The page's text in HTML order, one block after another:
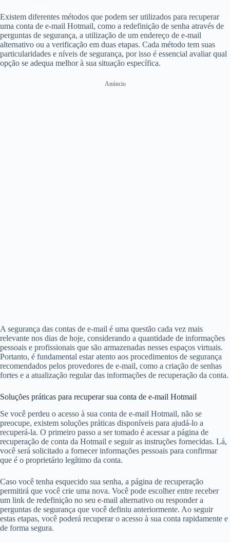
Existem diferentes métodos que podem ser utilizados para recuperar
uma conta de e-mail Hotmail, como a redefinição de senha através de
perguntas de segurança, a utilização de um endereço de e-mail
alternativo ou a verificação em duas etapas. Cada método tem suas
particularidades e níveis de segurança, por isso é essencial avaliar qual
opção se adequa melhor à sua situação específica.
Anúncio
A segurança das contas de e-mail é uma questão cada vez mais
relevante nos dias de hoje, considerando a quantidade de informações
pessoais e profissionais que são armazenadas nesses espaços virtuais.
Portanto, é fundamental estar atento aos procedimentos de segurança
recomendados pelos provedores de e-mail, como a criação de senhas
fortes e a atualização regular das informações de recuperação da conta.
Soluções práticas para recuperar sua conta de e-mail Hotmail
Se você perdeu o acesso à sua conta de e-mail Hotmail, não se
preocupe, existem soluções práticas disponíveis para ajudá-lo a
recuperá-la. O primeiro passo a ser tomado é acessar a página de
recuperação de conta da Hotmail e seguir as instruções fornecidas. Lá,
você será solicitado a fornecer informações pessoais para confirmar
que é o proprietário legítimo da conta.
Caso você tenha esquecido sua senha, a página de recuperação
permitirá que você crie uma nova. Você pode escolher entre receber
um link de redefinição no seu e-mail alternativo ou responder a
perguntas de segurança que você definiu anteriormente. Ao seguir
estas etapas, você poderá recuperar o acesso à sua conta rapidamente e
de forma segura.